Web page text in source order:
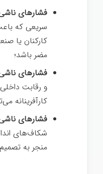
فشارهای
سریعی که
کارکنان یا
مضر باشد؛
فشارهای
و رقابت
کارآفرینانه
فشارهای
شکاف‌های
منجر به